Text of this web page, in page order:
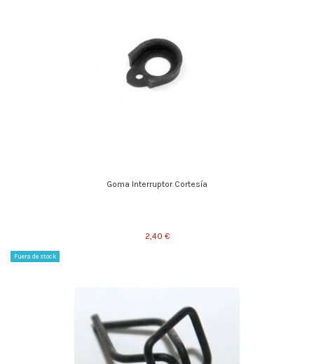
Goma Interruptor Cortesía
2,40 €
Fuera de stock